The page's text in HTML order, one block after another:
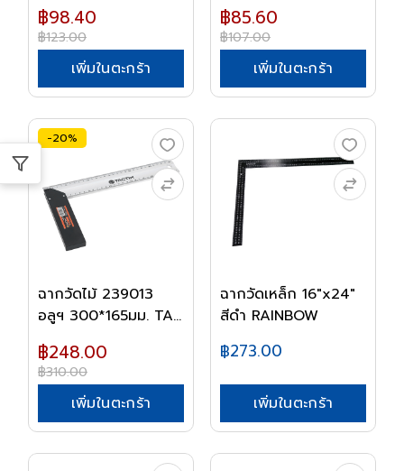
฿98.40
฿123.00
เพิ่มในตะกร้า
฿85.60
฿107.00
เพิ่มในตะกร้า
-20%
ฉากวัดไม้ 239013
อลูฯ 300*165มม. TA...
฿248.00
฿310.00
เพิ่มในตะกร้า
ฉากวัดเหล็ก 16"x24"
สีดำ RAINBOW
฿273.00
เพิ่มในตะกร้า